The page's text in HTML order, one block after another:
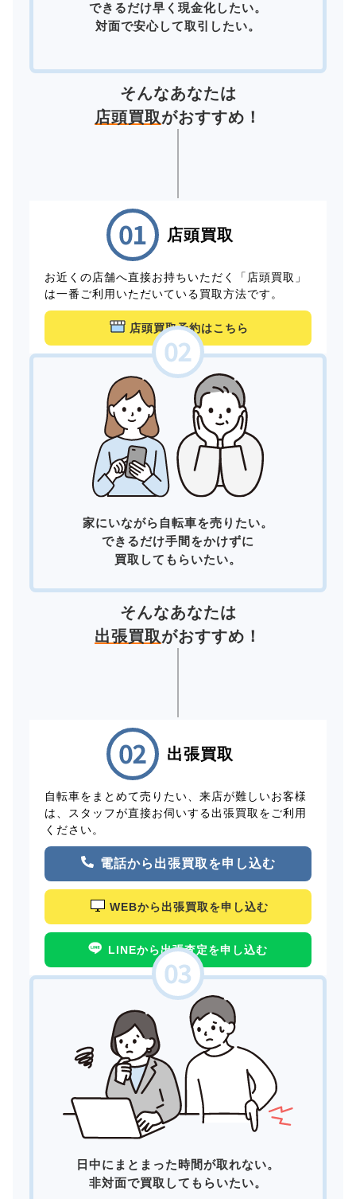
できるだけ早く現金化したい。
対面で安心して取引したい。
そんなあなたは
店頭買取がおすすめ！
店頭買取
お近くの店舗へ直接お持ちいただく「店頭買取」
は一番ご利用いただいている買取方法です。
店頭買取予約はこちら
家にいながら自転車を売りたい。
できるだけ手間をかけずに
買取してもらいたい。
そんなあなたは
出張買取がおすすめ！
出張買取
自転車をまとめて売りたい、来店が難しいお客様
は、スタッフが直接お伺いする出張買取をご利用
ください。
電話から出張買取を申し込む
WEBから出張買取を申し込む
LINEから出張査定を申し込む
日中にまとまった時間が取れない。
非対面で買取してもらいたい。